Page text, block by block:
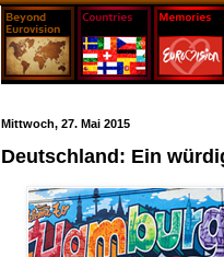
Mittwoch, 27. Mai 2015
Deutschland: Ein